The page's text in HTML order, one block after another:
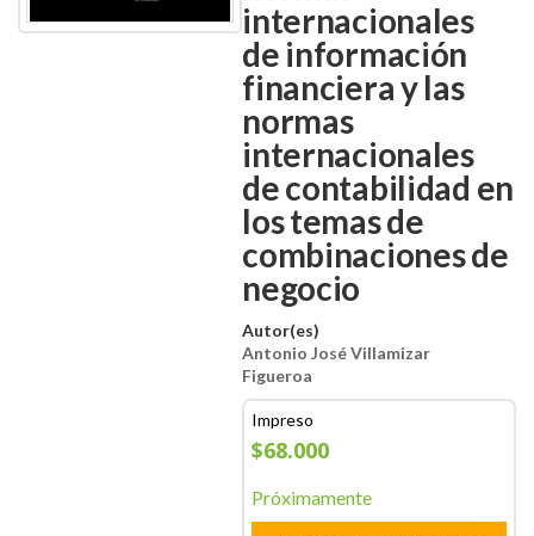
internacionales
de información
financiera y las
normas
internacionales
de contabilidad en
los temas de
combinaciones de
negocio
Autor(es)
Antonio José Villamizar
Figueroa
Impreso
$68.000
Próximamente